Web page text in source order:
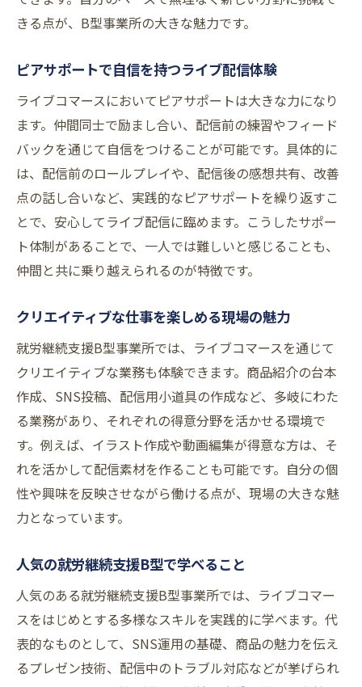
きる点が、B型事業所の大きな魅力です。
ピアサポートで自信を持つライブ配信体験
ライブコマースにおいてピアサポートは大きな力になり
ます。仲間同士で励まし合い、配信前の練習やフィード
バックを通じて自信をつけることが可能です。具体的に
は、配信前のロールプレイや、配信後の感想共有、改善
点の話し合いなど、実践的なピアサポートを繰り返すこ
とで、安心してライブ配信に臨めます。こうしたサポー
ト体制があることで、一人では難しいと感じることも、
仲間と共に乗り越えられるのが特徴です。
クリエイティブな仕事を楽しめる現場の魅力
就労継続支援B型事業所では、ライブコマースを通じて
クリエイティブな業務も体験できます。商品紹介の台本
作成、SNS投稿、配信用小道具の作成など、多岐にわた
る業務があり、それぞれの得意分野を活かせる環境で
す。例えば、イラスト作成や動画編集が得意な方は、そ
れを活かして配信素材を作ることも可能です。自分の個
性や興味を反映させながら働ける点が、現場の大きな魅
力となっています。
人気の就労継続支援B型で学べること
人気のある就労継続支援B型事業所では、ライブコマー
スをはじめとする多様なスキルを実践的に学べます。代
表的なものとして、SNS運用の基礎、商品の魅力を伝え
るプレゼン技術、配信中のトラブル対応などが挙げられ